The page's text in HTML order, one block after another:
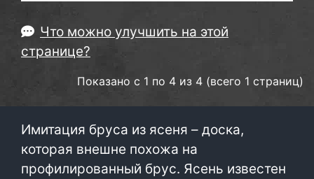
Что можно улучшить на этой
странице?
Показано с 1 по 4 из 4 (всего 1 страниц)
Имитация бруса из ясеня – доска,
которая внешне похожа на
профилированный брус. Ясень известен